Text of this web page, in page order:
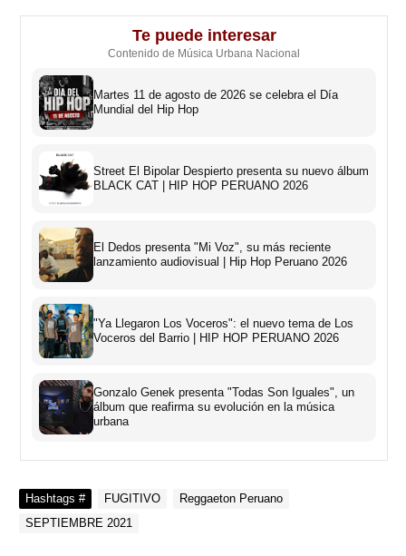
Te puede interesar
Contenido de Música Urbana Nacional
Martes 11 de agosto de 2026 se celebra el Día
Mundial del Hip Hop
Street El Bipolar Despierto presenta su nuevo álbum
BLACK CAT | HIP HOP PERUANO 2026
El Dedos presenta "Mi Voz", su más reciente
lanzamiento audiovisual | Hip Hop Peruano 2026
"Ya Llegaron Los Voceros": el nuevo tema de Los
Voceros del Barrio | HIP HOP PERUANO 2026
Gonzalo Genek presenta "Todas Son Iguales", un
álbum que reafirma su evolución en la música
urbana
Hashtags # FUGITIVO
Reggaeton Peruano
SEPTIEMBRE 2021